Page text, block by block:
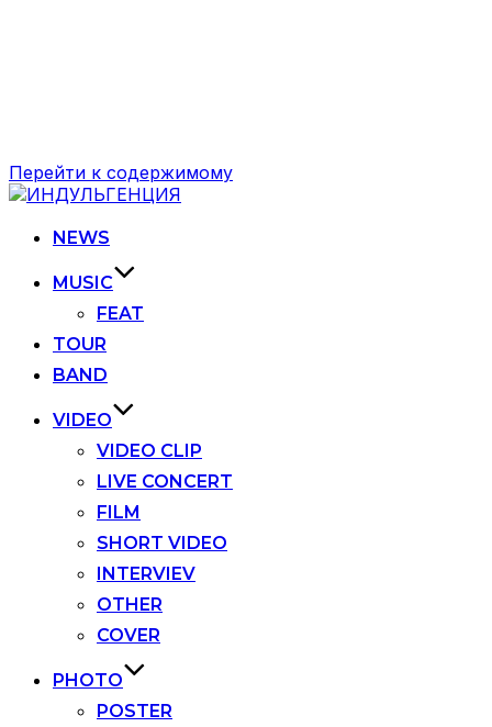
Перейти к содержимому
NEWS
MUSIC
FEAT
TOUR
BAND
VIDEO
VIDEO CLIP
LIVE CONCERT
FILM
SHORT VIDEO
INTERVIEV
OTHER
COVER
PHOTO
POSTER